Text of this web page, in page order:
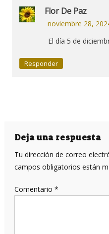
Flor De Paz
noviembre 28,
El día 5 de
Responder
Deja una respuesta
Tu dirección de correo
campos obligatorios están
Comentario *